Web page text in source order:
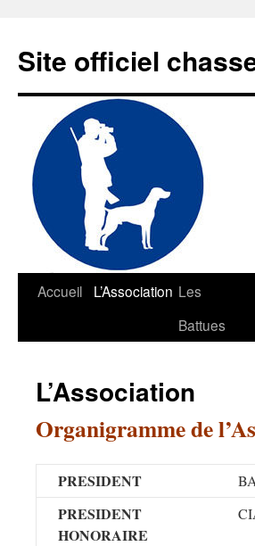
contenu
Site officiel
Accueil L’Association Les
Battues
L’Association
Organigramme de
PRESIDENT
PRESIDENT
HONORAIRE